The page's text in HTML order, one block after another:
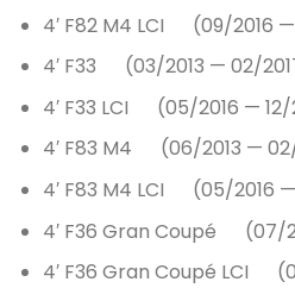
4′ F82 M4 LCI (09/2016
4′ F33 (03/2013 — 02/
4′ F33 LCI (05/2016 — 12/
4′ F83 M4 (06/2013 —
4′ F83 M4 LCI (05/2016 —
4′ F36 Gran Coupé (07/
4′ F36 Gran Coupé LCI